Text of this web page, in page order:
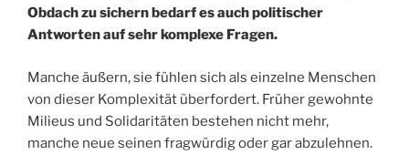
Obdach zu sichern bedarf es auch politischer
Antworten auf sehr komplexe Fragen.
Manche äußern, sie fühlen sich als einzelne Menschen
von dieser Komplexität überfordert. Früher gewohnte
Milieus und Solidaritäten bestehen nicht mehr,
manche neue seinen fragwürdig oder gar abzulehnen.